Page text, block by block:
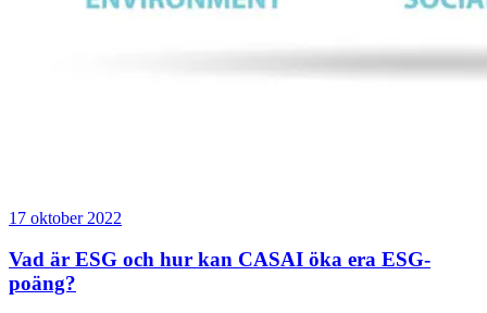
17 oktober 2022
Vad är ESG och hur kan CASAI öka era ESG-
poäng?